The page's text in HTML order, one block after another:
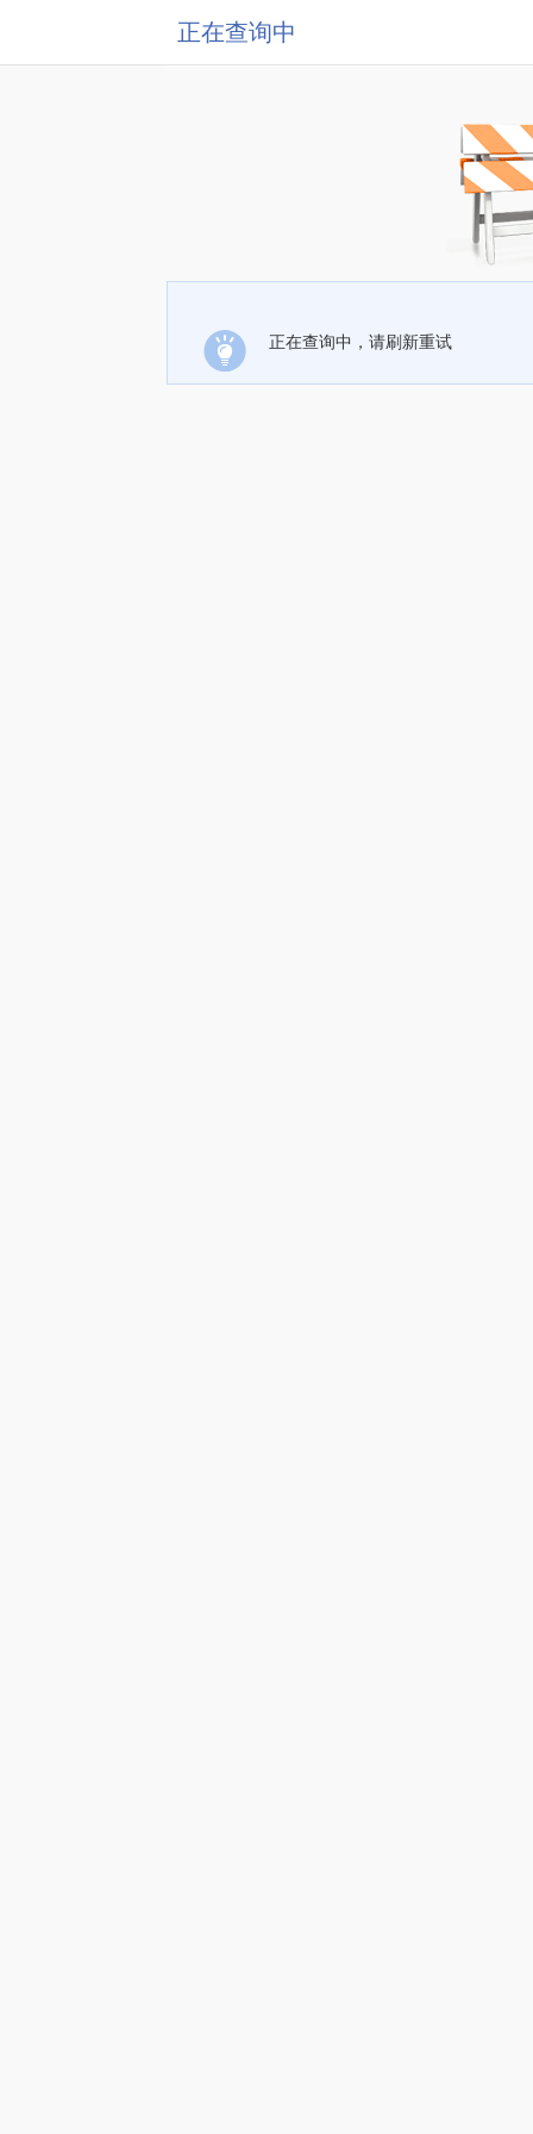
正在查询中
正在查询中，请刷新重试